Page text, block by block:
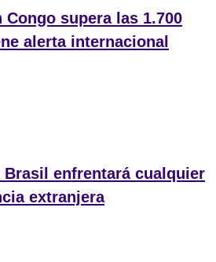
Congo supera las 1.700
alerta internacional
Brasil enfrentará cualquier
extranjera